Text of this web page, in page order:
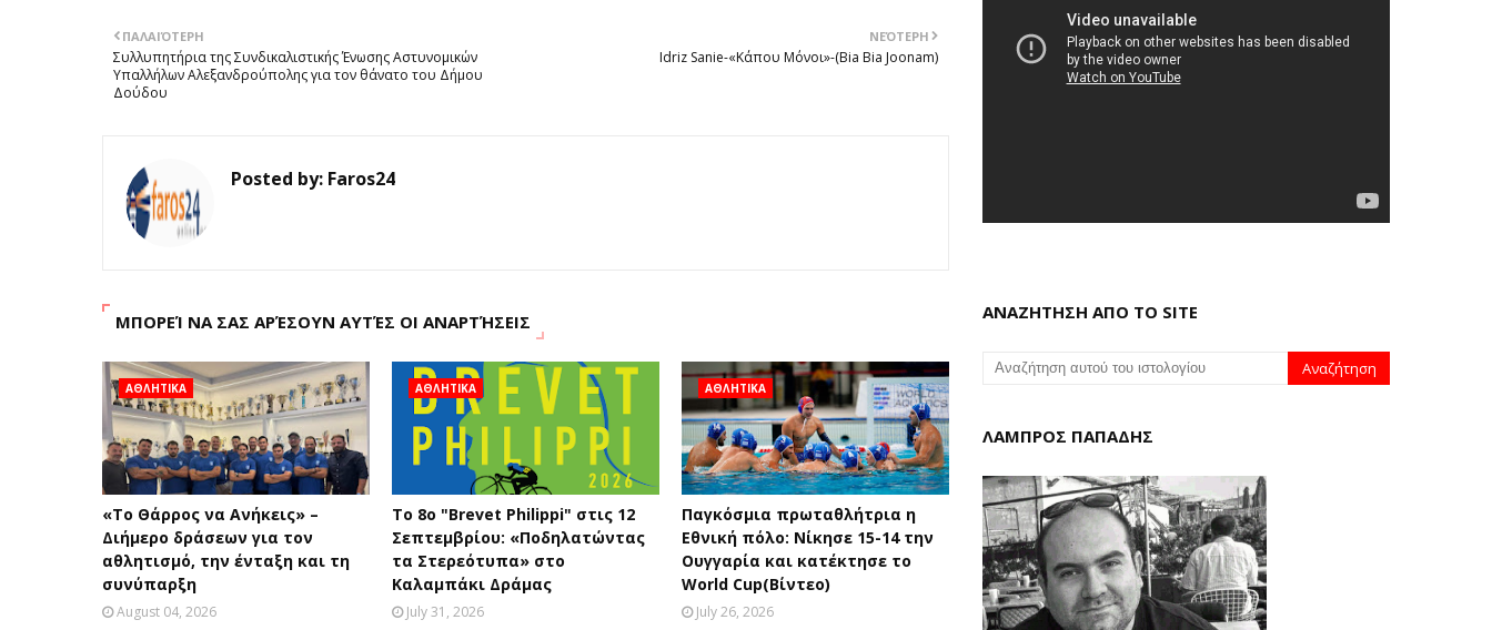
ΝΕΌΤΕΡΗ
Idriz Sanie-«Κάπου Μόνοι»-(Bia Bia Joonam)
ΠΑΛΑΙΌΤΕΡΗ
Συλλυπητήρια της Συνδικαλιστικής Ένωσης Αστυνομικών
Υπαλλήλων Αλεξανδρούπολης για τον θάνατο του Δήμου
Δούδου
Posted by: Faros24
ΜΠΟΡΕΊ ΝΑ ΣΑΣ ΑΡΈΣΟΥΝ ΑΥΤΈΣ ΟΙ ΑΝΑΡΤΉΣΕΙΣ
ΑΘΛΗΤΙΚΑ
«Το Θάρρος να Ανήκεις» –
Διήμερο δράσεων για τον
αθλητισμό, την ένταξη και τη
συνύπαρξη
August 04, 2026
ΑΘΛΗΤΙΚΑ
Το 8ο "Brevet Philippi" στις 12
Σεπτεμβρίου: «Ποδηλατώντας
τα Στερεότυπα» στο
Καλαμπάκι Δράμας
July 31, 2026
ΑΘΛΗΤΙΚΑ
Παγκόσμια πρωταθλήτρια η
Εθνική πόλο: Νίκησε 15-14 την
Ουγγαρία και κατέκτησε το
World Cup(Βίντεο)
July 26, 2026
ΑΝΑΖΗΤΗΣΗ ΑΠΟ ΤΟ SITE
ΛΑΜΠΡΟΣ ΠΑΠΑΔΗΣ